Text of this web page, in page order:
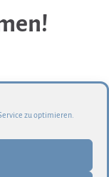
zu optimieren.
Frauen.